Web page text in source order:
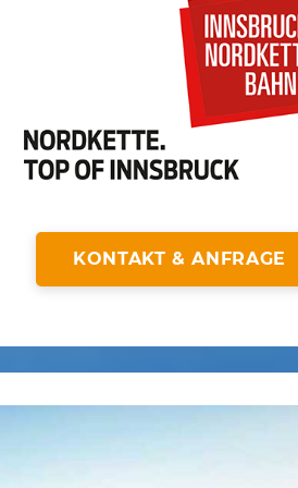
KONTAKT & ANFRAGE